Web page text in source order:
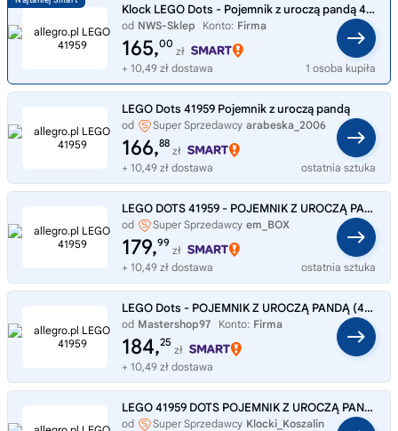
Klock LEGO Dots - Pojemnik z uroczą pandą 41959 .
od NWS-Sklep Konto: Firma
165,00
zł
+ 10,49 zł dostawa
1 osoba kupiła
LEGO Dots 41959 Pojemnik z uroczą pandą
od Super Sprzedawcy arabeska_2006
166,88
zł
+ 10,49 zł dostawa
ostatnia sztuka
LEGO DOTS 41959 - POJEMNIK Z UROCZĄ PANDĄ
od Super Sprzedawcy em_BOX
179,99
zł
+ 10,49 zł dostawa
ostatnia sztuka
LEGO Dots - POJEMNIK Z UROCZĄ PANDĄ (41959) + Prezent Gratis
od Mastershop97 Konto: Firma
184,25
zł
+ 10,49 zł dostawa
LEGO 41959 DOTS POJEMNIK Z UROCZĄ PANDĄ
od Super Sprzedawcy Klocki_Koszalin